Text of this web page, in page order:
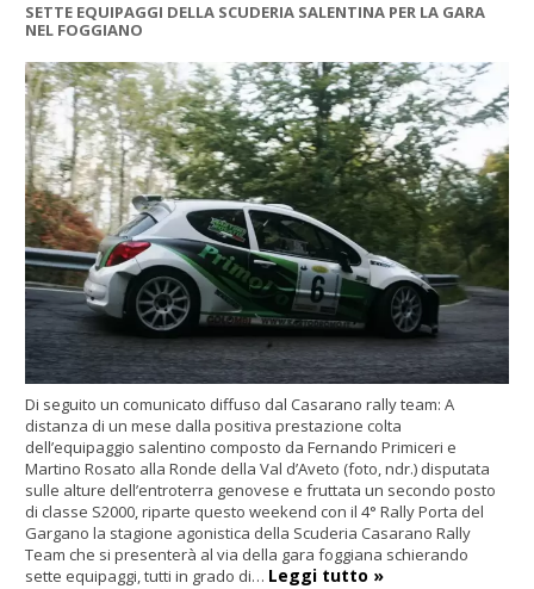
SETTE EQUIPAGGI DELLA SCUDERIA SALENTINA PER LA GARA
NEL FOGGIANO
Di seguito un comunicato diffuso dal Casarano rally team: A
distanza di un mese dalla positiva prestazione colta
dell’equipaggio salentino composto da Fernando Primiceri e
Martino Rosato alla Ronde della Val d’Aveto (foto, ndr.) disputata
sulle alture dell’entroterra genovese e fruttata un secondo posto
di classe S2000, riparte questo weekend con il 4° Rally Porta del
Gargano la stagione agonistica della Scuderia Casarano Rally
Team che si presenterà al via della gara foggiana schierando
sette equipaggi, tutti in grado di… Leggi tutto »